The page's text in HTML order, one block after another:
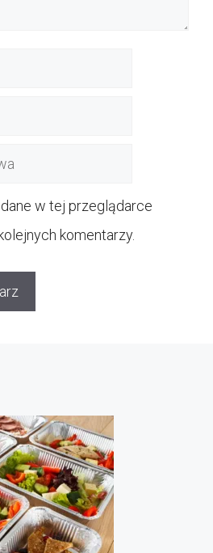
w tej przeglądarce
komentarzy.